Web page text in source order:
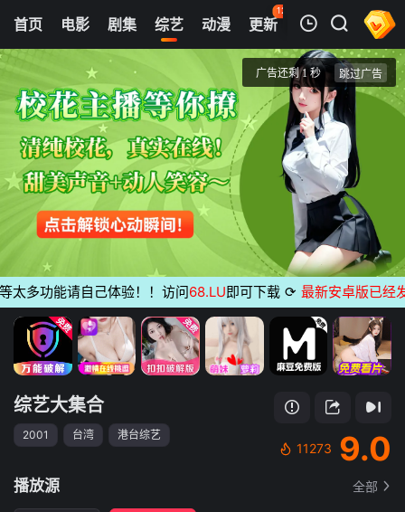
首页 电影 剧集 综艺 动漫 更新
126
热榜 APP
我的观影记录
20221106期
综艺大集合
清空
多功能请自己体验！！访问68.LU即可下载 ⟳ 最新安卓版已经发
综艺大集合
2001 台湾 港台综艺
11273 9.0
播放源 全部